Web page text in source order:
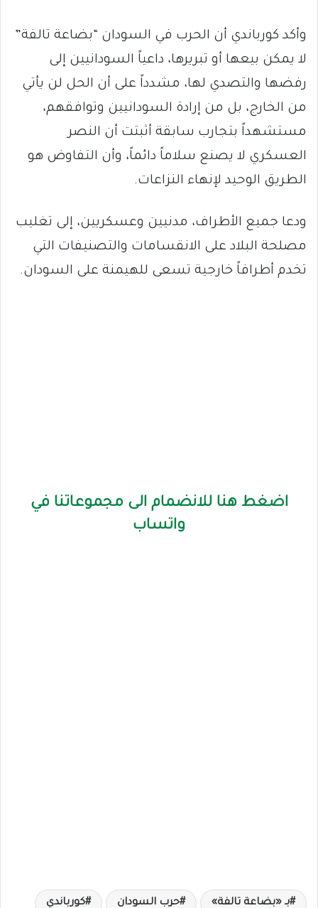
وأكد كورباندي أن الحرب في السودان “بضاعة تالفة”
لا يمكن بيعها أو تبريرها، داعياً السودانيين إلى
رفضها والتصدي لها، مشدداً على أن الحل لن يأتي
من الخارج، بل من إرادة السودانيين وتوافقهم،
مستشهداً بتجارب سابقة أثبتت أن النصر
العسكري لا يصنع سلاماً دائماً، وأن التفاوض هو
الطريق الوحيد لإنهاء النزاعات.
ودعا جميع الأطراف، مدنيين وعسكريين، إلى تغليب
مصلحة البلاد على الانقسامات والتصنيفات التي
تخدم أطرافاً خارجية تسعى للهيمنة على السودان.
اضغط هنا للانضمام الى مجموعاتنا في
واتساب
بـ «بضاعة تالفة» حرب السودان كورباندي